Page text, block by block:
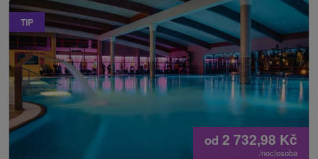
TIP
od 2 732,98 Kč
/noc/osoba